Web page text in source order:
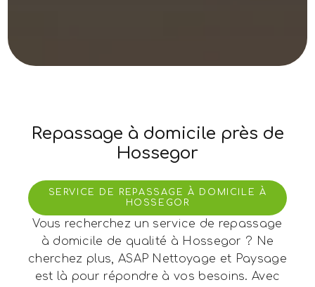
Repassage à domicile près de
Hossegor
SERVICE DE REPASSAGE À DOMICILE À
HOSSEGOR
Vous recherchez un service de repassage
à domicile de qualité à Hossegor ? Ne
cherchez plus, ASAP Nettoyage et Paysage
est là pour répondre à vos besoins. Avec